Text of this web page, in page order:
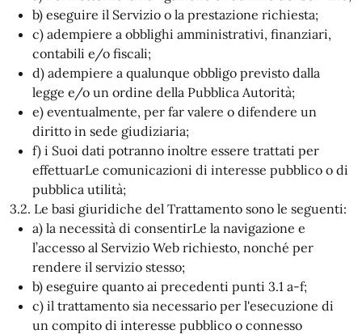
b) eseguire il Servizio o la prestazione richiesta;
c) adempiere a obblighi amministrativi, finanziari,
contabili e/o fiscali;
d) adempiere a qualunque obbligo previsto dalla
legge e/o un ordine della Pubblica Autorità;
e) eventualmente, per far valere o difendere un
diritto in sede giudiziaria;
f) i Suoi dati potranno inoltre essere trattati per
effettuarLe comunicazioni di interesse pubblico o di
pubblica utilità;
3.2. Le basi giuridiche del Trattamento sono le seguenti:
a) la necessità di consentirLe la navigazione e
l’accesso al Servizio Web richiesto, nonché per
rendere il servizio stesso;
b) eseguire quanto ai precedenti punti 3.1 a-f;
c) il trattamento sia necessario per l'esecuzione di
un compito di interesse pubblico o connesso